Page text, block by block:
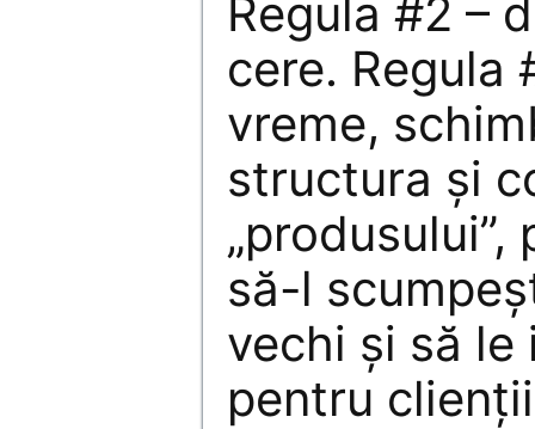
Regula #2 –
cere. Regula
vreme,
structura şi
să-l
vechi şi să
pentru